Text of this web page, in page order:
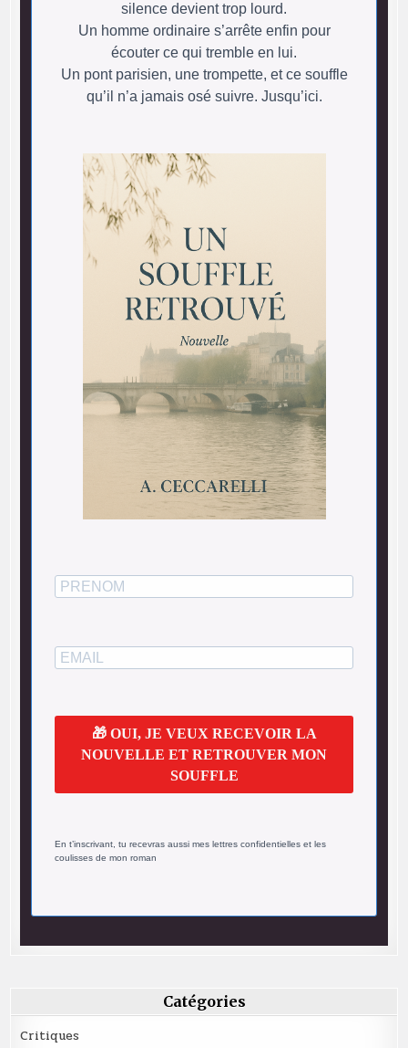
silence devient trop lourd.
Un homme ordinaire s’arrête enfin pour
écouter ce qui tremble en lui.
Un pont parisien, une trompette, et ce souffle
qu’il n’a jamais osé suivre. Jusqu’ici.
🎁 OUI, JE VEUX RECEVOIR LA
NOUVELLE ET RETROUVER MON
SOUFFLE
En t’inscrivant, tu recevras aussi mes lettres confidentielles et les
coulisses de mon roman
Catégories
Critiques